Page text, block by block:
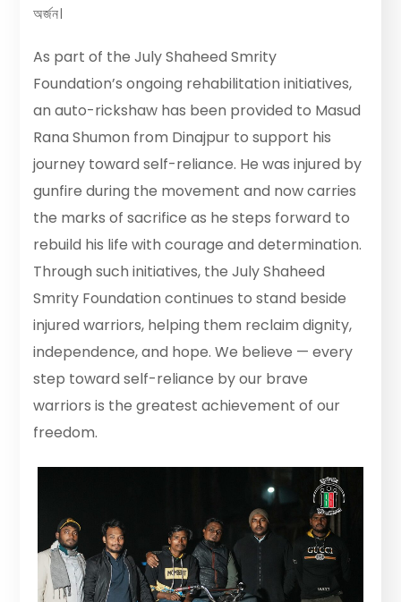
অর্জন।
As part of the July Shaheed Smrity
Foundation’s ongoing rehabilitation initiatives,
an auto-rickshaw has been provided to Masud
Rana Shumon from Dinajpur to support his
journey toward self-reliance. He was injured by
gunfire during the movement and now carries
the marks of sacrifice as he steps forward to
rebuild his life with courage and determination.
Through such initiatives, the July Shaheed
Smrity Foundation continues to stand beside
injured warriors, helping them reclaim dignity,
independence, and hope. We believe — every
step toward self-reliance by our brave
warriors is the greatest achievement of our
freedom.